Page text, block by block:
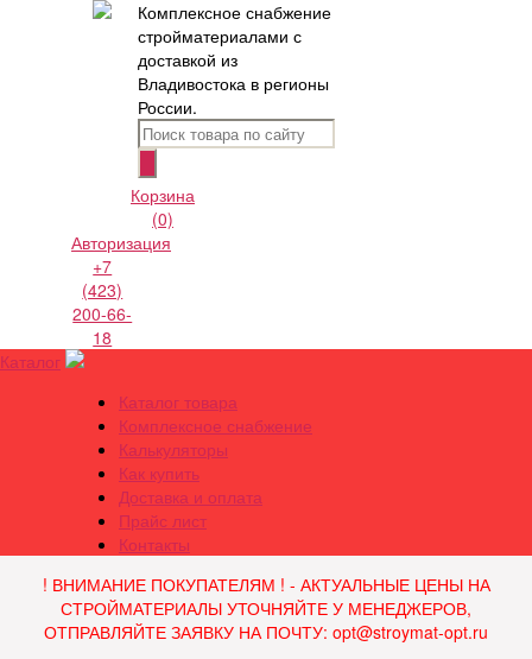
Комплексное снабжение
стройматериалами с
доставкой из
Владивостока в регионы
России.
Корзина
(0)
Авторизация
+7
(423)
200-66-
18
Каталог
Каталог товара
Комплексное снабжение
Калькуляторы
Как купить
Доставка и оплата
Прайс лист
Контакты
! ВНИМАНИЕ ПОКУПАТЕЛЯМ ! - АКТУАЛЬНЫЕ ЦЕНЫ НА
СТРОЙМАТЕРИАЛЫ УТОЧНЯЙТЕ У МЕНЕДЖЕРОВ,
ОТПРАВЛЯЙТЕ ЗАЯВКУ НА ПОЧТУ: opt@stroymat-opt.ru